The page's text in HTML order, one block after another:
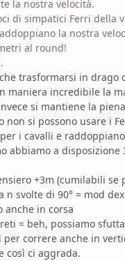
la nostra velocità.
di simpatici Ferri della
la nostra
al round!
trasformarsi in drago
maniera incredibile la
si mantiene la
non si possono usare i
i cavalli e
abbiamo a disposizione
+3m (cumilabili se
n svolte di 90° = mod
anche in corsa
= beh, possiamo
correre anche in
così ci aggrada.